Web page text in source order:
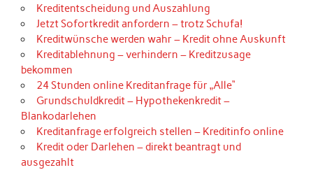
Kreditentscheidung und Auszahlung
Jetzt Sofortkredit anfordern – trotz Schufa!
Kreditwünsche werden wahr – Kredit ohne Auskunft
Kreditablehnung – verhindern – Kreditzusage
bekommen
24 Stunden online Kreditanfrage für „Alle“
Grundschuldkredit – Hypothekenkredit –
Blankodarlehen
Kreditanfrage erfolgreich stellen – Kreditinfo online
Kredit oder Darlehen – direkt beantragt und
ausgezahlt